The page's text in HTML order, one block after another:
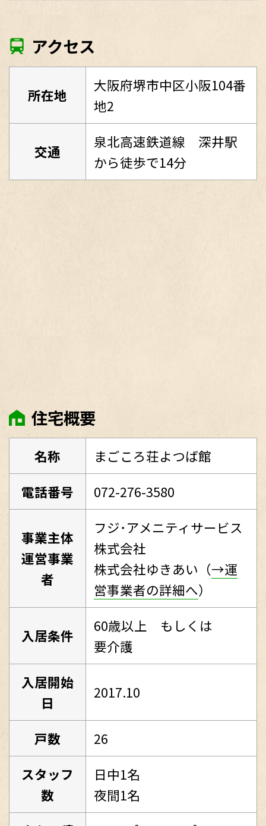
アクセス
所在地
大阪府堺市中区小阪104番
地2
交通
泉北高速鉄道線 深井駅
から徒歩で14分
住宅概要
名称
まごころ荘よつば館
電話番号
072-276-3580
事業主体
運営事業
者
フジ･アメニティサービス
株式会社
株式会社ゆきあい（→運
営事業者の詳細へ）
入居条件
60歳以上 もしくは
要介護
入居開始
日
2017.10
戸数
26
スタッフ
数
日中1名
夜間1名